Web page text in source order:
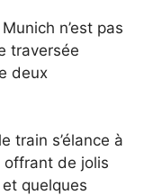
n’est pas
traversée
deux
train s’élance à
offrant de jolis
quelques